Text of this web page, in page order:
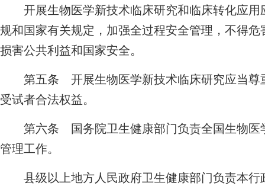
开展生物医学新技术临床研究和临床转化应用
规和国家有关规定，加强全过程安全管理，不得
损害公共利益和国家安全。
第五条 开展生物医学新技术临床研究应当尊
受试者合法权益。
第六条 国务院卫生健康部门负责全国生物医
管理工作。
县级以上地方人民政府卫生健康部门负责本行